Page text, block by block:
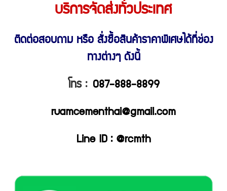
บริการจัดส่งทั่วประเทศ
ติดต่อสอบถาม หรือ สั่งซื้อสินค้าราคาพิเศษได้ที่ช่อง
ทางต่างๆ ดังนี้
โทร : 087-888-8899
ruamcementhai@gmail.com
Line ID : @rcmth